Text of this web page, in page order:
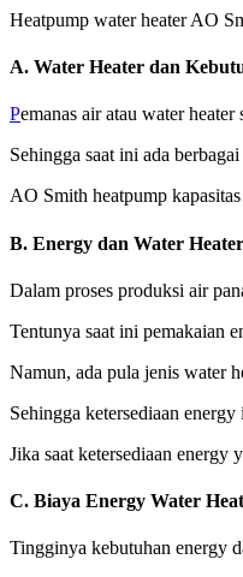
Heatpump water heater AO
A. Water Heater dan
Pemanas air atau water
Sehingga saat ini ada
AO Smith heatpump
B. Energy dan Water Heater
Dalam proses produksi air
Tentunya saat ini pemakaian
Namun, ada pula jenis water
Sehingga ketersediaan
Jika saat ketersediaan energy
C. Biaya Energy Water
Tingginya kebutuhan energy